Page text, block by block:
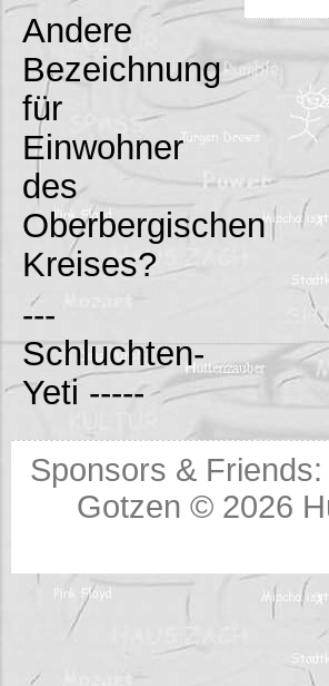
Andere
Bezeichnung
für
Einwohner
des
Oberbergischen
Kreises?
---
Schluchten-
Yeti -----
Sponsors & Friends:
Gotzen © 2026